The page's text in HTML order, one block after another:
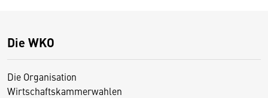
Die WKO
Die Organisation
Wirtschaftskammerwahlen